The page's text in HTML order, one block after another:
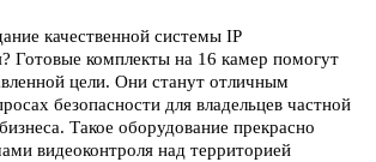
качественной системы IP
Готовые комплекты на 16 камер помогут
цели. Они станут отличным
безопасности для владельцев частной
Такое оборудование прекрасно
видеоконтроля над территорией